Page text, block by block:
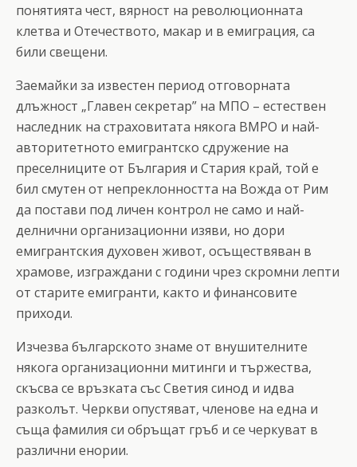
понятията чест, вярност на революционната
клетва и Отечеството, макар и в емиграция, са
били свещени.
Заемайки за известен период отговорната
длъжност „Главен секретар” на МПО – естествен
наследник на страховитата някога ВМРО и най-
авторитетното емигрантско сдружение на
преселниците от България и Стария край, той е
бил смутен от непреклонността на Вожда от Рим
да постави под личен контрол не само и най-
делнични организационни изяви, но дори
емигрантския духовен живот, осъществяван в
храмове, изграждани с години чрез скромни лепти
от старите емигранти, както и финансовите
приходи.
Изчезва българското знаме от внушителните
някога организационни митинги и тържества,
скъсва се връзката със Светия синод и идва
разколът. Черкви опустяват, членове на една и
съща фамилия си обръщат гръб и се черкуват в
различни енории.